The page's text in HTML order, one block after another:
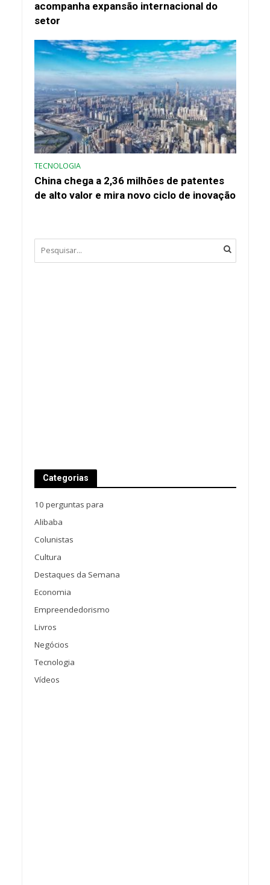
acompanha expansão internacional do
setor
TECNOLOGIA
China chega a 2,36 milhões de patentes
de alto valor e mira novo ciclo de inovação
Categorias
10 perguntas para
Alibaba
Colunistas
Cultura
Destaques da Semana
Economia
Empreendedorismo
Livros
Negócios
Tecnologia
Vídeos